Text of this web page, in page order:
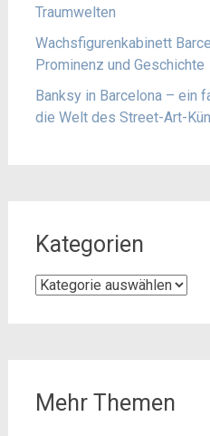
Traumwelten
Wachsfigurenkabinett
Prominenz und Geschichte
Banksy in Barcelona – ein
die Welt des Street-Art-
Kategorien
Kategorien
Mehr Themen